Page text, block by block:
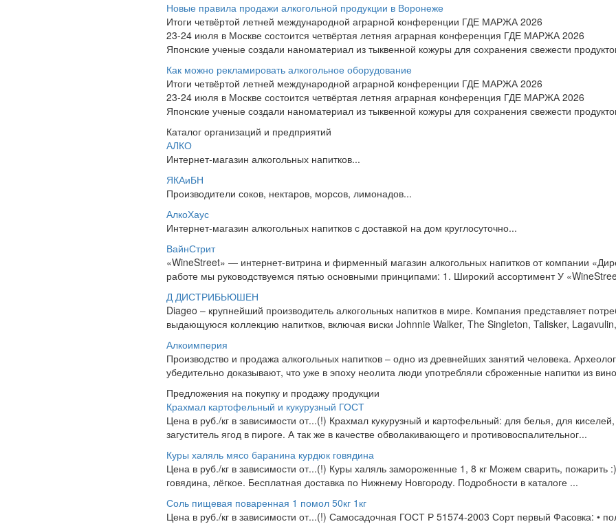
Новые правила продажи алкогольной продукции в Воронеже
Итоги четвёртой летней международной аграрной конференции ГДЕ МАРЖА 2026
23-24 июля в Москве состоится четвёртая летняя аграрная конференция ГДЕ МАРЖА 2026
Японские ученые создали наноматериал из тыквенной кожуры для сохранения свежести
Как можно рекламировать алкогольное оборудование
Итоги четвёртой летней международной аграрной конференции ГДЕ МАРЖА 2026
23-24 июля в Москве состоится четвёртая летняя аграрная конференция ГДЕ МАРЖА 2026
Японские ученые создали наноматериал из тыквенной кожуры для сохранения свежести
Каталог организаций и предприятий
АЛКО
Интернет-магазин алкогольных напитков...
ЯКАиБН
Производители соков, нектаров, морсов, лимонадов...
АлкоХаус
Интернет-магазин алкогольных напитков с доставкой на дом круглосуточно...
ВайнСтрит
«WineStreet» — интернет-витрина и фирменный магазин алкогольных напитков от компании
работе мы руководствуемся пятью основными принципами: 1. Широкий ассортимент У
Д ДИСТРИБЬЮШЕН
Diageo – крупнейший производитель алкогольных напитков в мире. Компания представляет
выдающуюся коллекцию напитков, включая виски Johnnie Walker, The Singleton, Talisker,
Алкоимперия
Производство и продажа алкогольных напитков – одно из древнейших занятий человека.
убедительно доказывают, что уже в эпоху неолита люди употребляли сброженные напитки из
Предложения на покупку и продажу продукции
Крахмал картофельный и кукурузный ГОСТ
Цена в руб./кг в зависимости от...(!) Крахмал кукурузный и картофельный: для белья, для
загуститель ягод в пироге. А так же в качестве обволакивающего и противовоспалительног...
Куры халяль мясо баранина курдюк говядина
Цена в руб./кг в зависимости от...(!) Куры халяль замороженные 1, 8 кг Можем сварить, пожарить
говядина, лёгкое. Бесплатная доставка по Нижнему Новгороду. Подробности в каталоге ...
Соль пищевая поваренная 1 помол 50кг 1кг
Цена в руб./кг в зависимости от...(!) Самосадочная ГОСТ Р 51574-2003 Сорт первый Фасовка: •